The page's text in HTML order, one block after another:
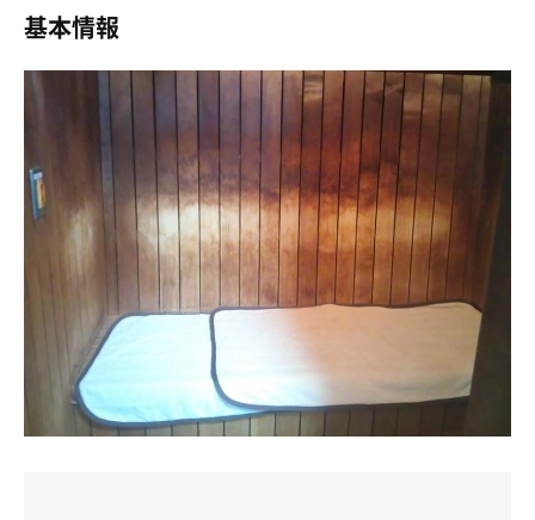
空いてたから体制変えながら過ごして
気持ちいい感じの仕上がりに。
コチラは私が行くところの中では珍しく、
大浴場内が白の蛍光灯で、
そのせいか水風呂が濁ってるように見えました。
あと、カルキ臭が残念。
分かってて来たけど施設情報として
外気浴、椅子はありません。
洗い場休憩タイプです。
アメニティはフルラインあり充実してます。
朝のサウナが無いから朝ウナは断念。
でも朝ご飯がめっちゃ美味しいから
良い選択でした！
じの水風呂でしっかり冷やして、浴槽の縁に腰かければそ
こは桃源郷。
まだ実戦2回目のスマートウォッチですが、時間と心拍数
をチェックしてたら、どんなサウナでも楽しめそうな予
サウナ10分、水風呂2分、内気浴4分
サウナ18分、水風呂3分、内気浴5分
サウナ15分、水風呂2分、内気浴3分
まん防で飲みにこそ出れませんでしたが、その分しっかり
サ活できて、ゆっくり寝たあとの朝食バイキングは最高で
した！
ありがとうございました♨️
でもここも温度は高めでおそらく19,20度くらいです。
ととのいスペースはなく、湯船のへりか
予備の洗い場の椅子を拝借。
ぬくいサウナ室とぬくい水風呂なので
そんなにととのいはありませんが
湯船は42度くらいの温度があるのでお湯と水風呂の交互の
方であまみは出ます。
サウナに馴染みのない方は水風呂に入るのが
考えられないようで「冷たいよ、大丈夫なの？」って
そこにいたお姉様達に心配されました。
いいですね！
基本情報